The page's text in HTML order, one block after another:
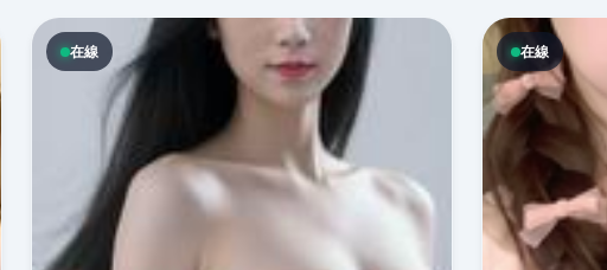
在線 在線